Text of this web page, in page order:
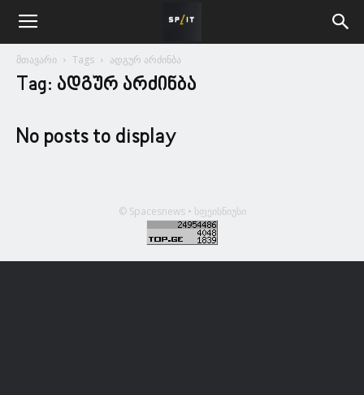
მთავარი Tags ადგურ არძინბა
Tag: ადგურ არძინბა
No posts to display
© Spacesnews • სფეისნიუსი